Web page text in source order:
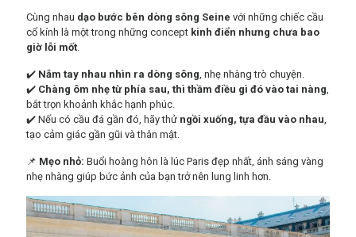
Cùng nhau dạo bước bên dòng sông Seine với những chiếc cầu
cổ kính là một trong những concept kinh điển nhưng chưa bao
giờ lỗi mốt.
✔️ Nắm tay nhau nhìn ra dòng sông, nhẹ nhàng trò chuyện.
✔️ Chàng ôm nhẹ từ phía sau, thì thầm điều gì đó vào tai nàng,
bắt trọn khoảnh khắc hạnh phúc.
✔️ Nếu có cầu đá gần đó, hãy thử ngồi xuống, tựa đầu vào nhau,
tạo cảm giác gần gũi và thân mật.
📌 Mẹo nhỏ: Buổi hoàng hôn là lúc Paris đẹp nhất, ánh sáng vàng
nhẹ nhàng giúp bức ảnh của bạn trở nên lung linh hơn.